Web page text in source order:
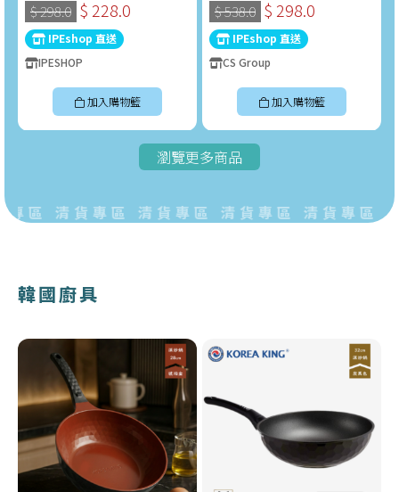
處理器 (400W)
$ 298.0 $ 228.0
IPEshop 直送
IPESHOP
加入購物籃
$ 538.0 $ 298.0
IPEshop 直送
CS Group
加入購物籃
瀏覽更多商品
區 清貨專區 清貨專區 清貨專區 清貨專區
韓國廚具